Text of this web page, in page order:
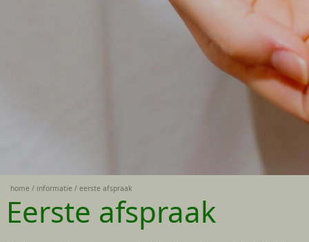
home informatie eerste afspraak
Eerste afspraak